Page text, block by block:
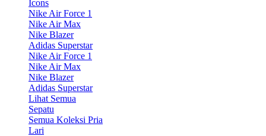
Icons
Nike Air Force 1
Nike Air Max
Nike Blazer
Adidas Superstar
Nike Air Force 1
Nike Air Max
Nike Blazer
Adidas Superstar
Lihat Semua
Sepatu
Semua Koleksi Pria
Lari